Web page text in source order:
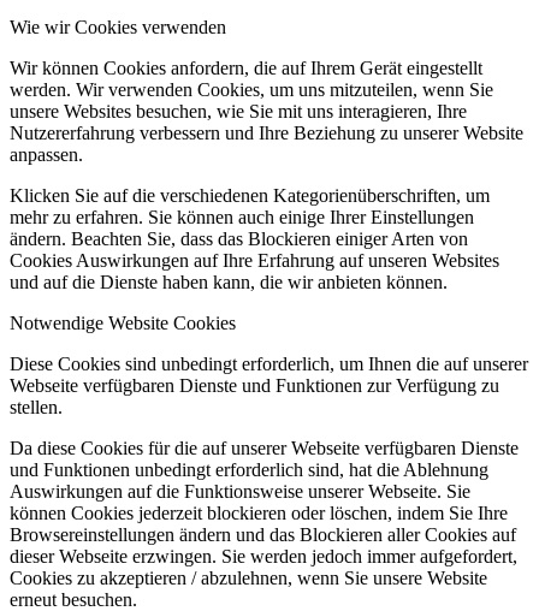
Wie wir Cookies verwenden
Wir können Cookies anfordern, die auf Ihrem Gerät eingestellt
werden. Wir verwenden Cookies, um uns mitzuteilen, wenn Sie
unsere Websites besuchen, wie Sie mit uns interagieren, Ihre
Nutzererfahrung verbessern und Ihre Beziehung zu unserer Website
anpassen.
Klicken Sie auf die verschiedenen Kategorienüberschriften, um
mehr zu erfahren. Sie können auch einige Ihrer Einstellungen
ändern. Beachten Sie, dass das Blockieren einiger Arten von
Cookies Auswirkungen auf Ihre Erfahrung auf unseren Websites
und auf die Dienste haben kann, die wir anbieten können.
Notwendige Website Cookies
Diese Cookies sind unbedingt erforderlich, um Ihnen die auf unserer
Webseite verfügbaren Dienste und Funktionen zur Verfügung zu
stellen.
Da diese Cookies für die auf unserer Webseite verfügbaren Dienste
und Funktionen unbedingt erforderlich sind, hat die Ablehnung
Auswirkungen auf die Funktionsweise unserer Webseite. Sie
können Cookies jederzeit blockieren oder löschen, indem Sie Ihre
Browsereinstellungen ändern und das Blockieren aller Cookies auf
dieser Webseite erzwingen. Sie werden jedoch immer aufgefordert,
Cookies zu akzeptieren / abzulehnen, wenn Sie unsere Website
erneut besuchen.